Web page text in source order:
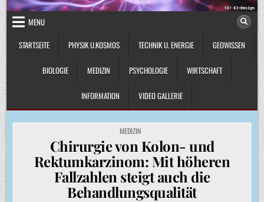
MENU
STARTSEITE
PHYSIK U.KOSMOS TECHNIK U. ENERGIE GEOWISSEN
BIOLOGIE MEDIZIN PSYCHOLOGIE WIRTSCHAFT
INFORMATION VIDEO GALLERIE
POSTED
IN
MEDIZIN
Chirurgie von Kolon- und
Rektumkarzinom: Mit höheren
Fallzahlen steigt auch die
Behandlungsqualität